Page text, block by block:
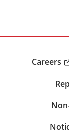
Careers